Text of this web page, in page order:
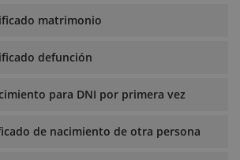
matrimonio
defunción
para DNI por primera vez
de nacimiento de otra persona